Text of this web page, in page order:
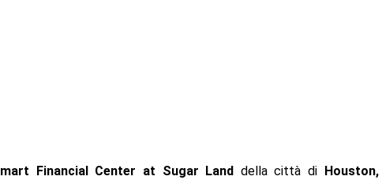
Financial Center at Sugar Land della città di Houston,